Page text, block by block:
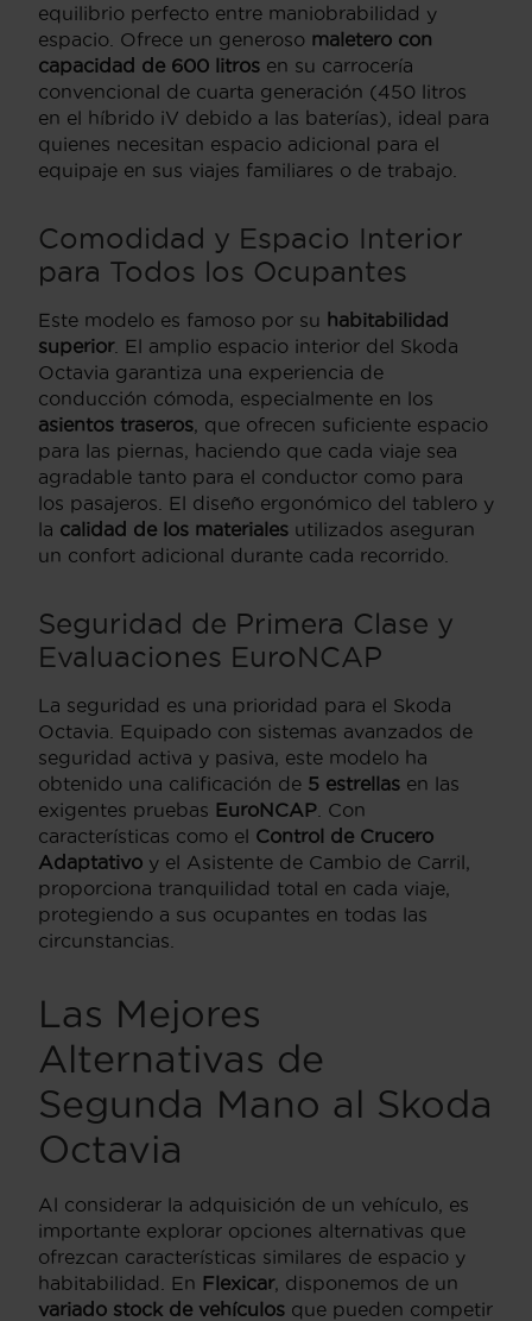
equilibrio perfecto entre maniobrabilidad y
espacio. Ofrece un generoso maletero con
capacidad de 600 litros en su carrocería
convencional de cuarta generación (450 litros
en el híbrido iV debido a las baterías), ideal para
quienes necesitan espacio adicional para el
equipaje en sus viajes familiares o de trabajo.
Comodidad y Espacio Interior
para Todos los Ocupantes
Este modelo es famoso por su habitabilidad
superior. El amplio espacio interior del Skoda
Octavia garantiza una experiencia de
conducción cómoda, especialmente en los
asientos traseros , que ofrecen suficiente espacio
para las piernas, haciendo que cada viaje sea
agradable tanto para el conductor como para
los pasajeros. El diseño ergonómico del tablero y
la calidad de los materiales utilizados aseguran
un confort adicional durante cada recorrido.
Seguridad de Primera Clase y
Evaluaciones EuroNCAP
La seguridad es una prioridad para el Skoda
Octavia. Equipado con sistemas avanzados de
seguridad activa y pasiva, este modelo ha
obtenido una calificación de 5 estrellas en las
exigentes pruebas EuroNCAP . Con
características como el Control de Crucero
Adaptativo y el Asistente de Cambio de Carril,
proporciona tranquilidad total en cada viaje,
protegiendo a sus ocupantes en todas las
circunstancias.
Las Mejores
Alternativas de
Segunda Mano al Skoda
Octavia
Al considerar la adquisición de un vehículo, es
importante explorar opciones alternativas que
ofrezcan características similares de espacio y
habitabilidad. En Flexicar, disponemos de un
variado stock de vehículos que pueden competir